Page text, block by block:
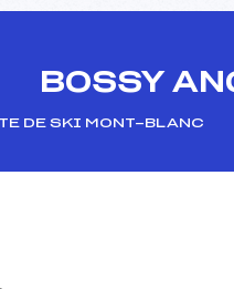
BOSSY
DE SKI MONT-BLANC